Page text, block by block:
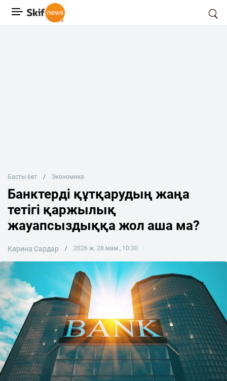
Басты бет Экономика
Банктерді құтқарудың жаңа
тетігі қаржылық
жауапсыздыққа жол аша ма?
Карина Сардар 2026 ж. 28 мам., 10:30